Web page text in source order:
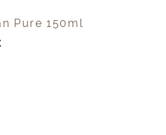
Pure 150ml